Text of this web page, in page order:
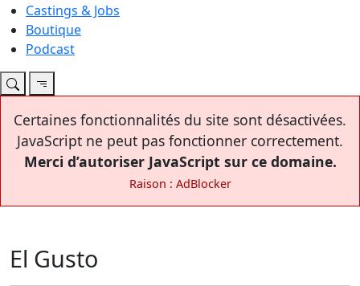
Castings & Jobs
Boutique
Podcast
Certaines fonctionnalités du site sont désactivées.
JavaScript ne peut pas fonctionner correctement.
Merci d’autoriser JavaScript sur ce domaine.
Raison : AdBlocker
El Gusto